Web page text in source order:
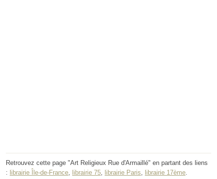
Retrouvez cette page "Art Religieux Rue d'Armaillé" en partant des liens
: librairie Île-de-France librairie 75 librairie Paris librairie 17ème